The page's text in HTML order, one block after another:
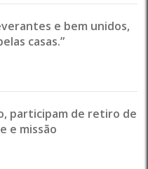
e bem unidos,
casas.”
participam de retiro de
e missão